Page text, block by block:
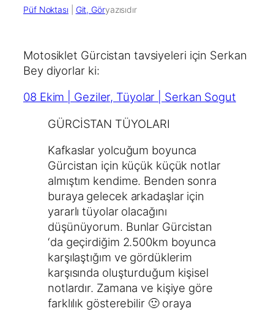
Püf Noktası Git, Göryazısıdır
Motosiklet Gürcistan tavsiyeleri için Serkan
Bey diyorlar ki:
08 Ekim | Geziler, Tüyolar | Serkan Sogut
GÜRCİSTAN TÜYOLARI
Kafkaslar yolcuğum boyunca
Gürcistan için küçük küçük notlar
almıştım kendime. Benden sonra
buraya gelecek arkadaşlar için
yararlı tüyolar olacağını
düşünüyorum. Bunlar Gürcistan
‘da geçirdiğim 2.500km boyunca
karşılaştığım ve gördüklerim
karşısında oluşturduğum kişisel
notlardır. Zamana ve kişiye göre
farklılık gösterebilir 🙂 oraya